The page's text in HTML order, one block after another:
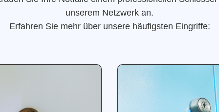
unserem Netzwerk an.
Erfahren Sie mehr über unsere häufigsten Eingriffe: